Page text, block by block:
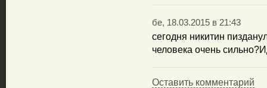
бе, 18.03.2015 в 21:43
сегодня никитин
человека очень
Оставить комментарий